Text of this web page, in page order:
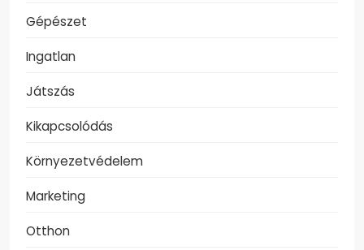
Gépészet
Ingatlan
Játszás
Kikapcsolódás
Környezetvédelem
Marketing
Otthon